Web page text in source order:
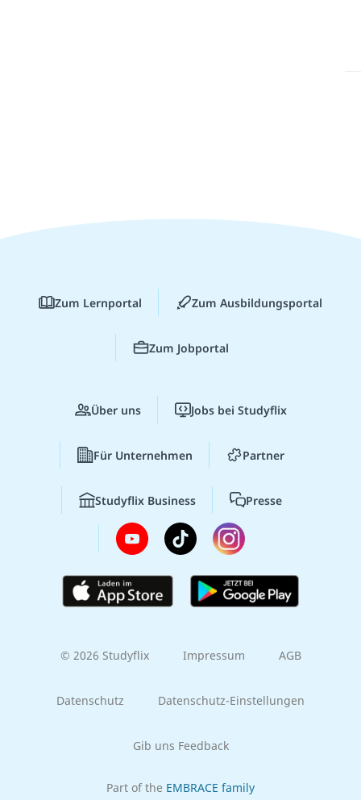
Zum Lernportal Zum Ausbildungsportal
Zum Jobportal
Über uns Jobs bei Studyflix
Für Unternehmen Partner
Studyflix Business Presse
© 2026 Studyflix Impressum AGB
Datenschutz Datenschutz-Einstellungen
Gib uns Feedback
Part of the EMBRACE family